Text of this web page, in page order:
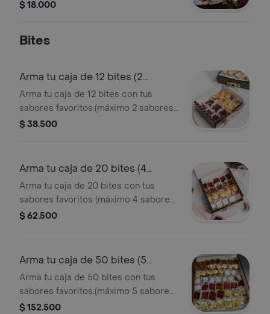
elección. ¡en los tamaños mini,
$ 18.000
Bites
Arma tu caja de 12 bites (2
sabores)
Arma tu caja de 12 bites con tus
sabores favoritos.(máximo 2 sabores
a elección). bocados de 2-3 cm
$ 38.500
Arma tu caja de 20 bites (4
sabores)
Arma tu caja de 20 bites con tus
sabores favoritos (máximo 4 sabores
a elección). bocados de 2-3 cm
$ 62.500
Arma tu caja de 50 bites (5
sabores)
Arma tu caja de 50 bites con tus
sabores favoritos.(máximo 5 sabores
a elección). bocados de 2-3 cm
$ 152.500